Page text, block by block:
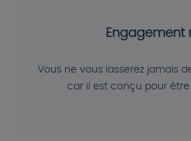
Engagement
Vous ne vous lasserez jamais
car il est conçu pour